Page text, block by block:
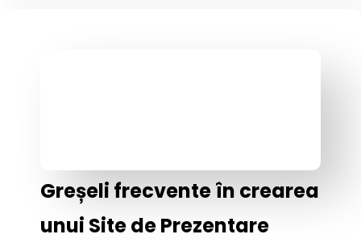
Greșeli frecvente în crearea
unui Site de Prezentare